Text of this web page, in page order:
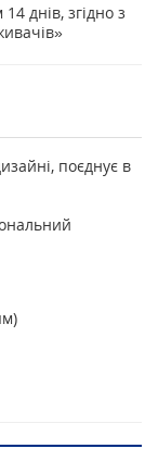
днів, згідно з
поєднує в